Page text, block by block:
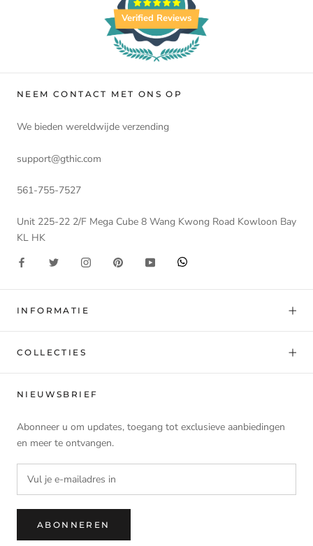
Verified Reviews
NEEM CONTACT MET ONS OP
We bieden wereldwijde verzending
support@gthic.com
561-755-7527
Unit 225-22 2/F Mega Cube 8 Wang Kwong Road Kowloon Bay
KL HK
INFORMATIE
COLLECTIES
NIEUWSBRIEF
Abonneer u om updates, toegang tot exclusieve aanbiedingen
en meer te ontvangen.
ABONNEREN